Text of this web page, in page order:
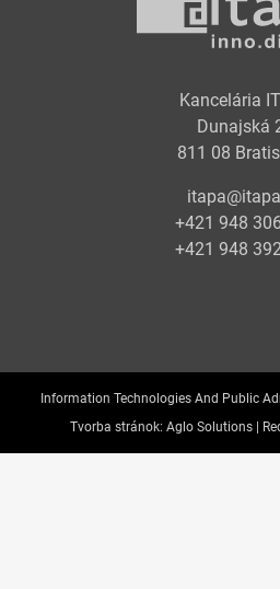
Kancelária
Dunajská
811 08
+421 948
+421 948
Information Technologies And Public
Tvorba stránok: Aglo Solutions |